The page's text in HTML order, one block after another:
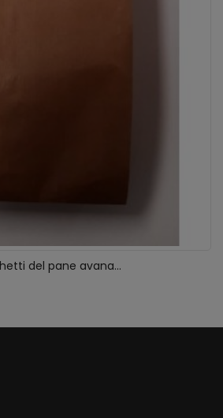
del pane avana...